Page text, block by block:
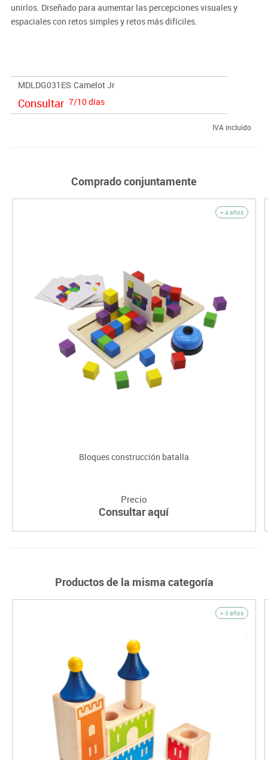
unirlos. Diseñado para aumentar las percepciones visuales y
espaciales con retos simples y retos más difíciles.
- Cuaderno: 48 retos y soluciones
- Instrucciones
MDLDG031ES Camelot Jr
7/10 días
Consultar
IVA incluido
Comprado conjuntamente
+ 4 años
Bloques construcción batalla
Precio
Consultar aquí
Productos de la misma categoría
+ 3 años